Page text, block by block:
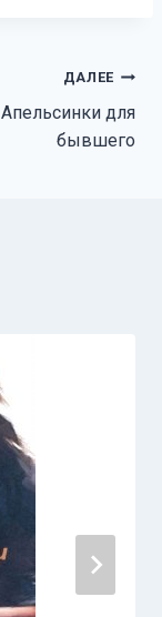
ДАЛЕЕ
Апельсинки для
бывшего